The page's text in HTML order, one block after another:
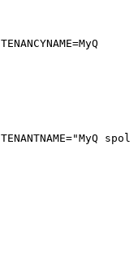
TENANCYNAME=MyQ
TENANTNAME="MyQ